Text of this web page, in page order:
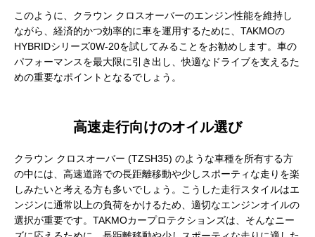
このように、クラウン クロスオーバーのエンジン性能を維持し
ながら、経済的かつ効率的に車を運用するために、TAKMOの
HYBRIDシリーズ0W-20を試してみることをお勧めします。車の
パフォーマンスを最大限に引き出し、快適なドライブを支えるた
めの重要なポイントとなるでしょう。
高速走行向けのオイル選び
クラウン クロスオーバー (TZSH35) のような車種を所有する方
の中には、高速道路での長距離移動や少しスポーティな走りを楽
しみたいと考える方も多いでしょう。こうした走行スタイルはエ
ンジンに通常以上の負荷をかけるため、適切なエンジンオイルの
選択が重要です。TAKMOカープロテクションズは、そんなニー